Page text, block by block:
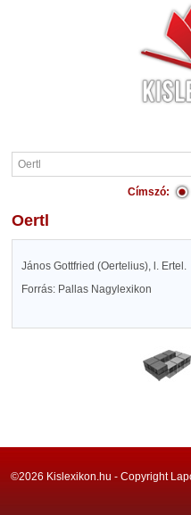
Címszó:
Oertl
János Gottfried (Oertelius), l. Ertel.
Forrás: Pallas Nagylexikon
©2026 Kislexikon.hu - Copyright